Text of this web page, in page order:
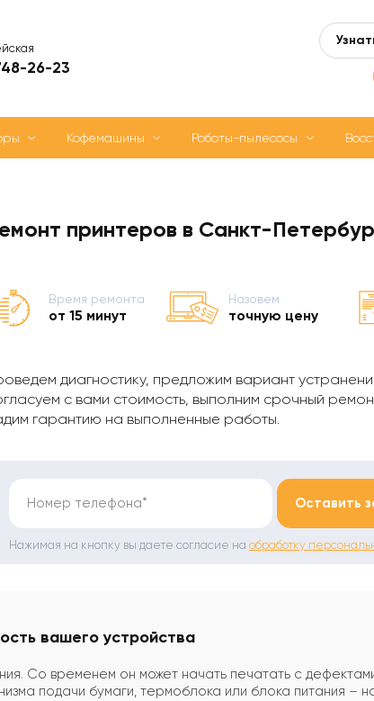
26-23
Кофемашины Роботы-пылесосы
принтеров в Санкт-
Время ремонта
от 15 минут
Назовем
точную цену
диагностику, предложим вариант
с вами стоимость, выполним срочный
гарантию на выполненные работы.
Номер телефона* Оставить
Нажимая на кнопку вы даете согласие на обработку
вашего устройства
Со временем он может начать печатать с
подачи бумаги, термоблока или блока питания –